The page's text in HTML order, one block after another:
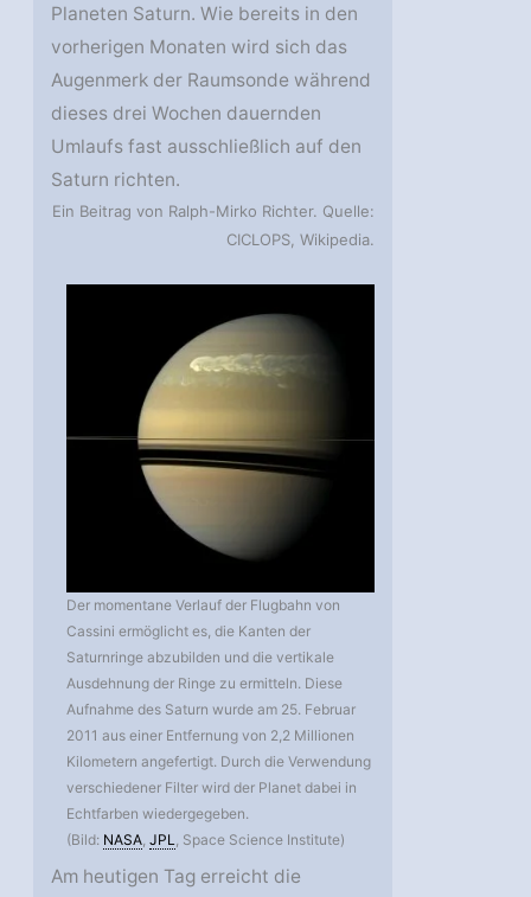
Planeten Saturn. Wie bereits in den
vorherigen Monaten wird sich das
Augenmerk der Raumsonde während
dieses drei Wochen dauernden
Umlaufs fast ausschließlich auf den
Saturn richten.
Ein Beitrag von Ralph-Mirko Richter. Quelle:
CICLOPS, Wikipedia.
Der momentane Verlauf der Flugbahn von
Cassini ermöglicht es, die Kanten der
Saturnringe abzubilden und die vertikale
Ausdehnung der Ringe zu ermitteln. Diese
Aufnahme des Saturn wurde am 25. Februar
2011 aus einer Entfernung von 2,2 Millionen
Kilometern angefertigt. Durch die Verwendung
verschiedener Filter wird der Planet dabei in
Echtfarben wiedergegeben.
(Bild: NASA,JPL, Space Science Institute)
Am heutigen Tag erreicht die